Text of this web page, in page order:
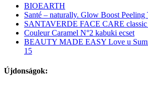
BIOEARTH
Santé – naturally. Glow Boost Peeling
SANTAVERDE FACE CARE
Couleur Caramel N°2 kabuki ecset
BEAUTY MADE EASY Love u
15
Újdonságok: